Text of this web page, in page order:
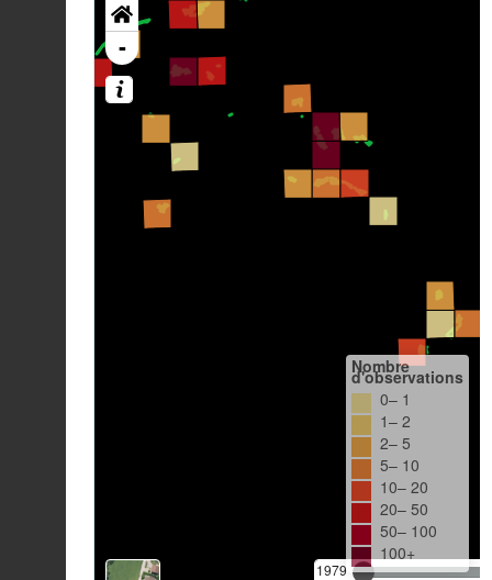
-
1979
Nombre
d'observations
0– 1
1– 2
2– 5
5– 10
10– 20
20– 50
50– 100
100+